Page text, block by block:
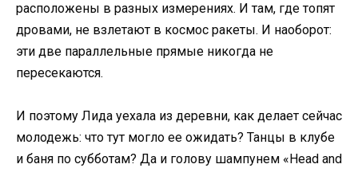
расположены в разных измерениях. И там, где топят
дровами, не взлетают в космос ракеты. И наоборот:
эти две параллельные прямые никогда не
пересекаются.
И поэтому Лида уехала из деревни, как делает сейчас
молодежь: что тут могло ее ожидать? Танцы в клубе
и баня по субботам? Да и голову шампунем «Head and